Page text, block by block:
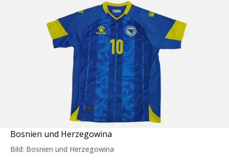
Bosnien und Herzegowina
Bild: Bosnien und Herzegowina